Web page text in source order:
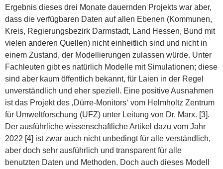
Ergebnis dieses drei Monate dauernden Projekts war aber,
dass die verfügbaren Daten auf allen Ebenen (Kommunen,
Kreis, Regierungsbezirk Darmstadt, Land Hessen, Bund mit
vielen anderen Quellen) nicht einheitlich sind und nicht in
einem Zustand, der Modellierungen zulassen würde. Unter
Fachleuten gibt es natürlich Modelle mit Simulationen; diese
sind aber kaum öffentlich bekannt, für Laien in der Regel
unverständlich und eher speziell. Eine positive Ausnahmen
ist das Projekt des ‚Dürre-Monitors‘ vom Helmholtz Zentrum
für Umweltforschung (UFZ) unter Leitung von Dr. Marx. [3].
Der ausführliche wissenschaftliche Artikel dazu vom Jahr
2022 [4] ist zwar auch nicht unbedingt für alle verständlich,
aber doch sehr ausführlich und transparent für alle
benutzten Daten und Methoden. Doch auch dieses Modell